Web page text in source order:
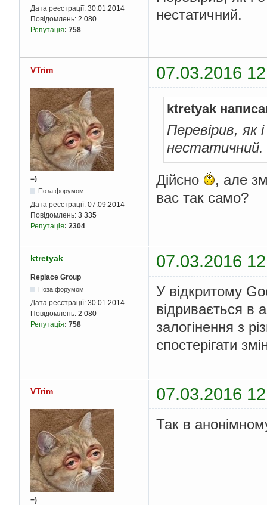
Дата реєстрації: 30.01.2014
Повідомлень: 2 080
Репутація: 758
нестатичний.
VTrim 07.03.2016
=)
Поза форумом
Дата реєстрації: 07.09.2014
Повідомлень: 3 335
Репутація: 2304
ktretyak
Перевірив, як
нестатичний.
Дійсно
, але
вас так само?
ktretyak 07.03.2016
Replace Group
Поза форумом
Дата реєстрації: 30.01.2014
Повідомлень: 2 080
Репутація: 758
У відкритому
відривається в
залогінення з
спостерігати
VTrim 07.03.2016
=)
Так в